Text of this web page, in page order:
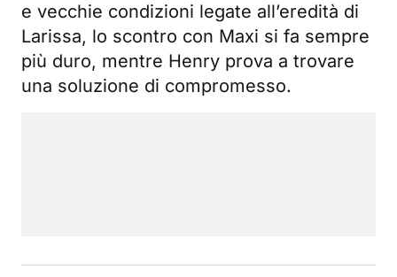
e vecchie condizioni legate all’eredità di
Larissa, lo scontro con Maxi si fa sempre
più duro, mentre Henry prova a trovare
una soluzione di compromesso.